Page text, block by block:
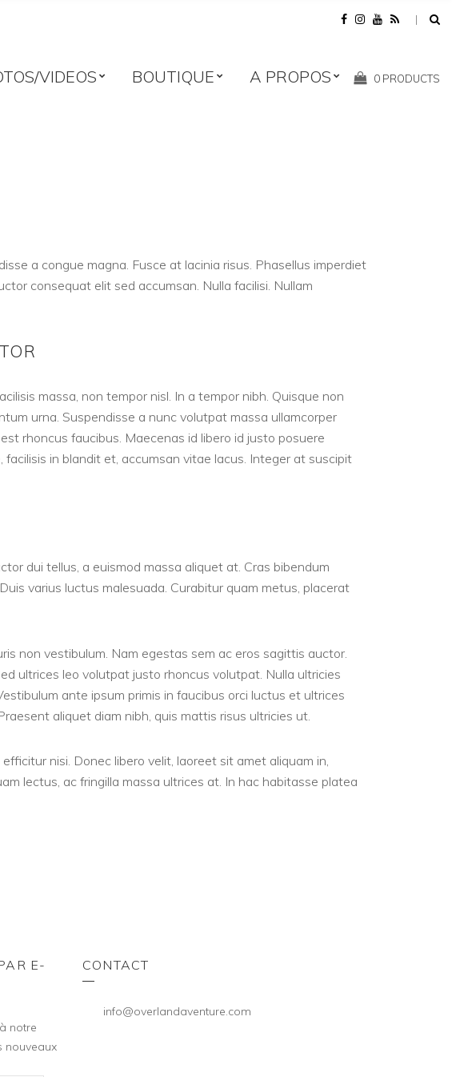
VIDEOS BOUTIQUE A PROPOS
Shopping
0 PRODUCTS
a congue magna. Fusce at lacinia risus. Phasellus imperdiet
consequat elit sed accumsan. Nulla facilisi. Nullam
massa, non tempor nisl. In a tempor nibh. Quisque non
urna. Suspendisse a nunc volutpat massa ullamcorper
rhoncus faucibus. Maecenas id libero id justo posuere
in blandit et, accumsan vitae lacus. Integer at suscipit
dui tellus, a euismod massa aliquet at. Cras bibendum
varius luctus malesuada. Curabitur quam metus, placerat
non vestibulum. Nam egestas sem ac eros sagittis auctor.
ultrices leo volutpat justo rhoncus volutpat. Nulla ultricies
ante ipsum primis in faucibus orci luctus et ultrices
aliquet diam nibh, quis mattis risus ultricies ut.
nisi. Donec libero velit, laoreet sit amet aliquam in,
lectus, ac fringilla massa ultrices at. In hac habitasse platea
E-
notre
nouveaux
CONTACT
info@overlandaventure.com